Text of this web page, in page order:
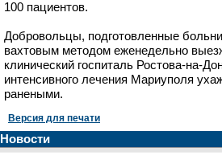
100 пациентов.
Добровольцы, подготовленные
вахтовым методом еженедельно
клинический госпиталь Ростова-на-
интенсивного лечения Мариуполя
ранеными.
Версия для печати
Новости